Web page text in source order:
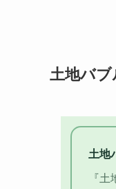
土地バブ
土地
『